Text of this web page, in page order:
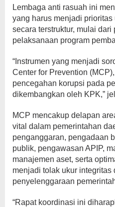
Lembaga anti rasuah ini
yang harus menjadi
secara terstruktur, mulai
pelaksanaan program
“Instrumen yang menjadi
Center for Prevention
pencegahan korupsi pada
dikembangkan oleh KPK,”
MCP mencakup delapan
vital dalam pemerintahan
penganggaran, pengadaan
publik, pengawasan APIP,
manajemen aset, serta
menjadi tolak ukur integritas
penyelenggaraan
“Rapat koordinasi ini